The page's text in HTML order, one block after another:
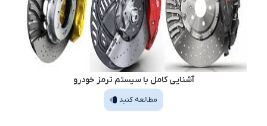
آشنایی کامل با سیستم ترمز خودرو
مطالعه کنید